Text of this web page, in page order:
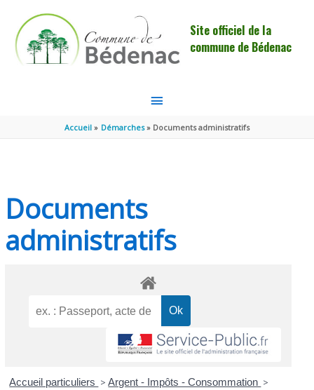
Site officiel de la
commune de Bédenac
MENU
PRINCIPAL
Accueil Démarches Documents administratifs
Documents
administratifs
Accueil particuliers > Argent - Impôts - Consommation >